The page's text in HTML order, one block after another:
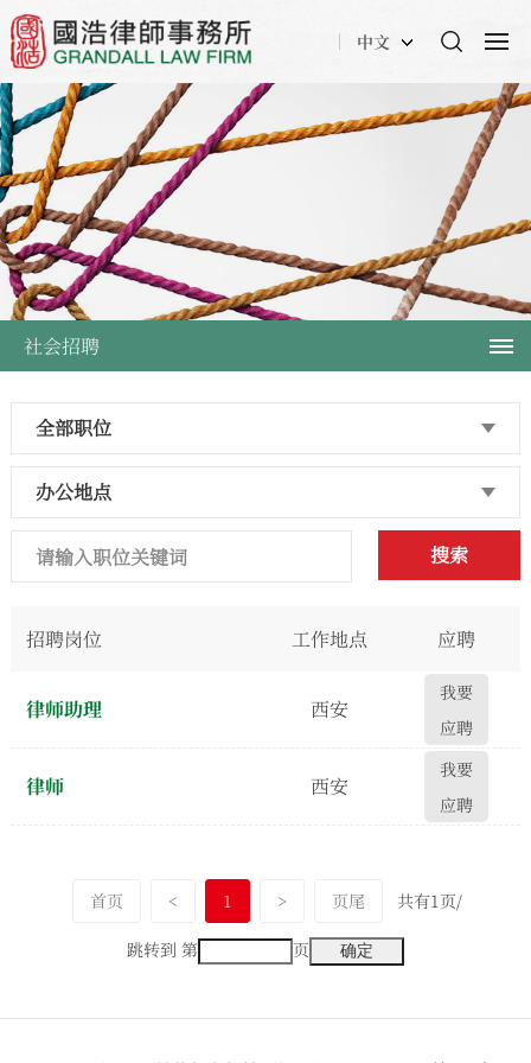
中文
社会招聘
全部职位
办公地点
搜索
招聘岗位 工作地点 应聘
律师助理 西安
我要
应聘
律师 西安
我要
应聘
首页 < 1 > 页尾 共有1页/
跳转到 第 页